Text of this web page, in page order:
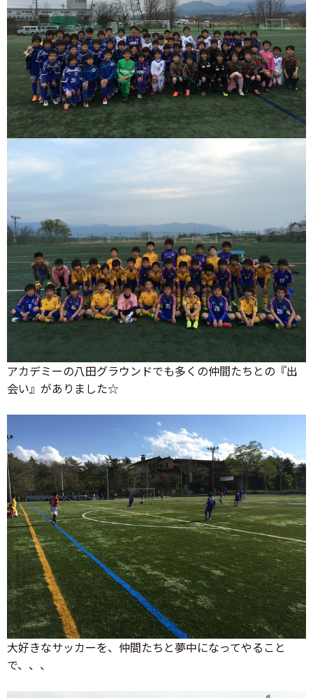
アカデミーの八田グラウンドでも多くの仲間たちとの『出
会い』がありました☆
大好きなサッカーを、仲間たちと夢中になってやること
で、、、